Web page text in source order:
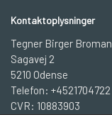
Kontaktoplysninger
Tegner Birger
Sagavej 2
5210 Odense
Telefon: +4521704722
CVR: 10883903